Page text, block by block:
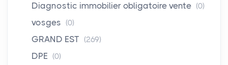
Diagnostic immobilier obligatoire vente (0)
vosges (0)
GRAND EST (269)
DPE (0)